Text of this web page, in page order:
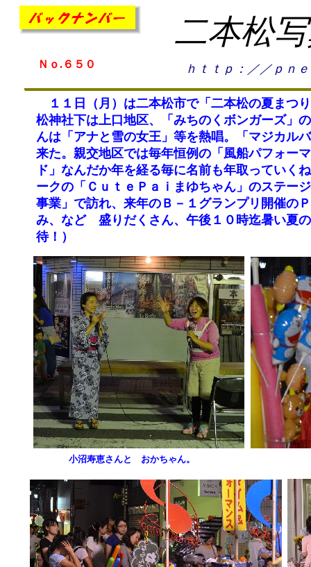
二本松
Ｎｏ.６５０ ｈｔｔｐ：／／ｐｎ
１１日（月）は二本松市で「二本松の夏まつ
松神社下は上口地区、「みちのくボンガーズ」
んは「アナと雪の女王」等を熱唱。「マジカル
来た。親交地区では毎年恒例の「風船パフォー
ド」なんだか年を経る毎に名前も年取っていく
ークの「ＣｕｔｅＰａｉまゆちゃん」のステー
事業」で訪れ、来年のＢ－１グランプリ開催の
み、など 盛りだくさん、午後１０時迄暑い夏
待！）
小沼寿恵さんと おかちゃん。